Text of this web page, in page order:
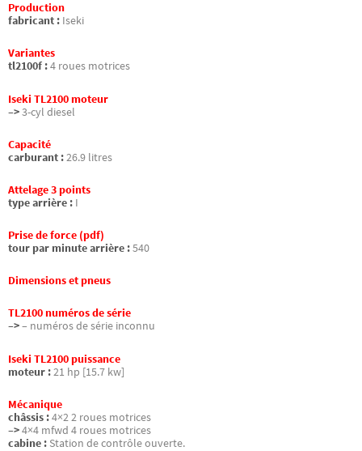
Production
fabricant : Iseki
Variantes
tl2100f :4 roues motrices
Iseki TL2100 moteur
–>3-cyl diesel
Capacité
carburant :26.9 litres
Attelage 3 points
type arrière : I
Prise de force (pdf)
tour par minute arrière :540
Dimensions et pneus
TL2100 numéros de série
–>– numéros de série inconnu
Iseki TL2100 puissance
moteur :21 hp [15.7 kw]
Mécanique
châssis :4×2 2 roues motrices
–>4×4 mfwd 4 roues motrices
cabine : Station de contrôle ouverte.